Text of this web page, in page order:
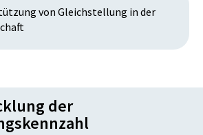
von Gleichstellung in der
der